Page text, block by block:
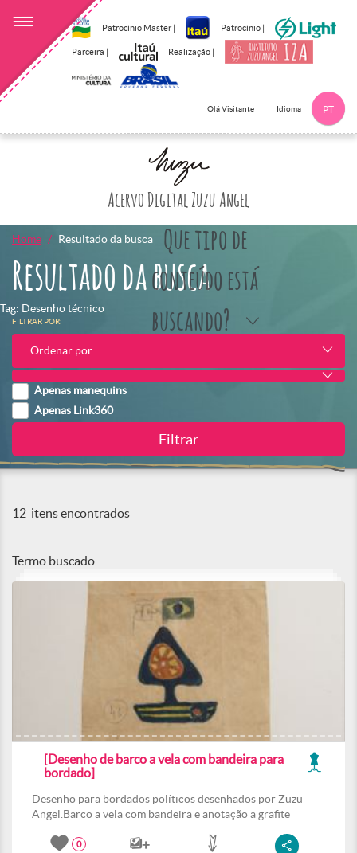
Patrocínio Master | Patrocínio |
Parceira | Realização |
Olá Visitante Idioma PT
Acervo Digital Zuzu Angel
Que tipo de
conteúdo está
buscando?
Home Resultado da busca
Resultado da busca
Tag: Desenho técnico
FILTRAR POR:
Ordenar por
Apenas manequins
Apenas Link360
12 itens encontrados
Termo buscado
[Desenho de barco a vela com bandeira para
bordado]
Desenho para bordados políticos desenhados por Zuzu
Angel.Barco a vela com bandeira e anotação a grafite
0